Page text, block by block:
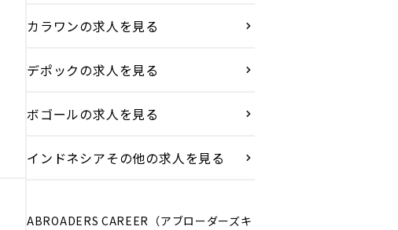
カラワンの求人を見る
デポックの求人を見る
ボゴールの求人を見る
インドネシアその他の求人を見る
ABROADERS CAREER（アブローダーズキ